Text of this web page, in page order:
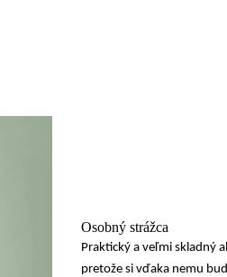
Osobný strážca
Praktický a veľmi skladný
pretože si vďaka nemu